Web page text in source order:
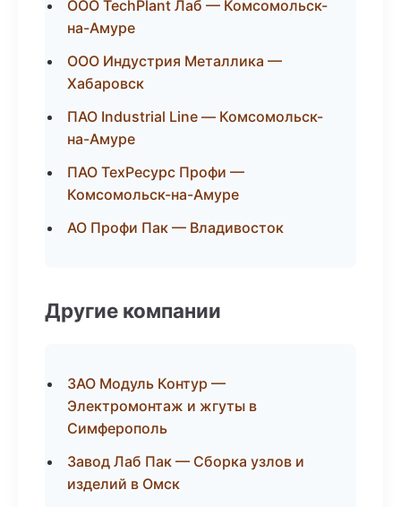
ООО TechPlant Лаб — Комсомольск-
на-Амуре
ООО Индустрия Металлика —
Хабаровск
ПАО Industrial Line — Комсомольск-
на-Амуре
ПАО ТехРесурс Профи —
Комсомольск-на-Амуре
АО Профи Пак — Владивосток
Другие компании
ЗАО Модуль Контур —
Электромонтаж и жгуты в
Симферополь
Завод Лаб Пак — Сборка узлов и
изделий в Омск